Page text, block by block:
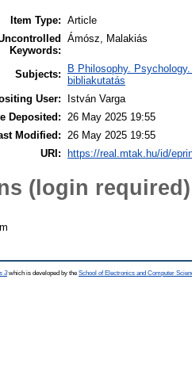
Item Type: Article
Keywords:
Ámósz, Malakiás
Subjects:
B Philosophy.
bibliakutatás
User:
István Varga
Deposited:
26 May 2025 19:55
Modified:
26 May 2025 19:55
URI:
https://real.mtak.hu/id/
(login required)
3which is developed by the School of Electronics and Computer